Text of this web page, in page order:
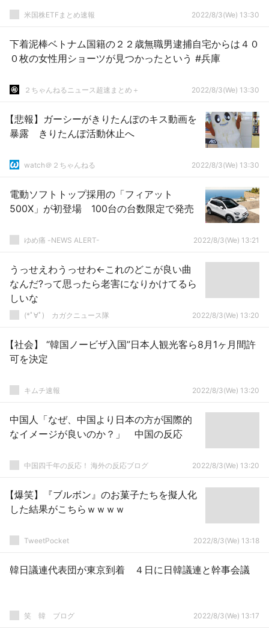
米国株ETFまとめ速報 2022/8/3(We) 13:30
下着泥棒ベトナム国籍の２２歳無職男逮捕自宅からは４０
０枚の女性用ショーツが見つかったという #兵庫
２ちゃんねるニュース超速まとめ＋ 2022/8/3(We) 13:30
【悲報】ガーシーがきりたんぽのキス動画を
暴露 きりたんぽ活動休止へ
watch＠２ちゃんねる 2022/8/3(We) 13:30
電動ソフトトップ採用の「フィアット
500X」が初登場 100台の台数限定で発売
ゆめ痛 -NEWS ALERT- 2022/8/3(We) 13:21
うっせえわうっせわ←これのどこが良い曲
なんだ?って思ったら老害になりかけてるら
しいな
(*ﾟ∀ﾟ)ゞカガクニュース隊 2022/8/3(We) 13:20
【社会】 “韓国ノービザ入国”日本人観光客ら8月1ヶ月間許
可を決定
キムチ速報 2022/8/3(We) 13:20
中国人「なぜ、中国より日本の方が国際的
なイメージが良いのか？」 中国の反応
中国四千年の反応！ 海外の反応ブログ 2022/8/3(We) 13:20
【爆笑】『ブルボン』のお菓子たちを擬人化
した結果がこちらｗｗｗｗ
TweetPocket 2022/8/3(We) 13:18
韓日議連代表団が東京到着 ４日に日韓議連と幹事会議
笑 韓 ブログ 2022/8/3(We) 13:17